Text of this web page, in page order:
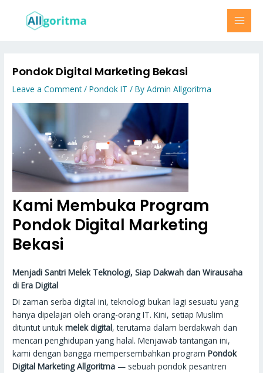
Pondok Digital Marketing Bekasi
Leave a Comment /Pondok IT / ByAdmin Allgoritma
Kami Membuka Program
Pondok Digital Marketing
Bekasi
Menjadi Santri Melek Teknologi, Siap Dakwah dan Wirausaha
di Era Digital
Di zaman serba digital ini, teknologi bukan lagi sesuatu yang
hanya dipelajari oleh orang-orang IT. Kini, setiap Muslim
dituntut untukmelek digital, terutama dalam berdakwah dan
mencari penghidupan yang halal. Menjawab tantangan ini,
kami dengan bangga mempersembahkan programPondok
Digital Marketing Allgoritma — sebuah pondok pesantren